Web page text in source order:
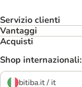
Servizio clienti
Vantaggi
Acquisti
Shop internazionali:
bitiba.it / it